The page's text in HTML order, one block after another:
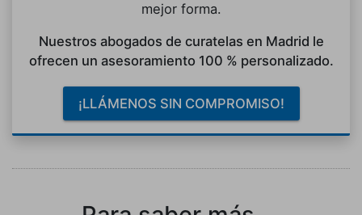
mejor forma.
Nuestros abogados de curatelas en Madrid le
ofrecen un asesoramiento 100 % personalizado.
¡LLÁMENOS SIN COMPROMISO!